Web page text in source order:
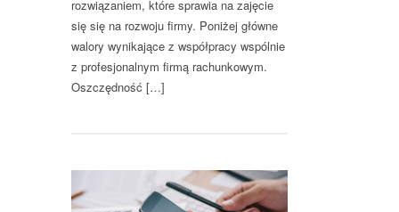
rozwiązaniem, które sprawia na zajęcie
się się na rozwoju firmy. Poniżej główne
walory wynikające z współpracy wspólnie
z profesjonalnym firmą rachunkowym.
Oszczędność […]